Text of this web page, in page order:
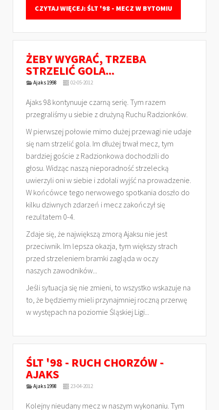
CZYTAJ WIĘCEJ: ŚLT '98 - MECZ W BYTOMIU
ŻEBY WYGRAĆ, TRZEBA
STRZELIĆ GOLA...
Ajaks 1998 02-05-2012
Ajaks 98 kontynuuje czarną serię. Tym razem
przegraliśmy u siebie z drużyną Ruchu Radzionków.
W pierwszej połowie mimo dużej przewagi nie udaje
się nam strzelić gola. Im dłużej trwał mecz, tym
bardziej goście z Radzionkowa dochodzili do
głosu. Widząc naszą nieporadność strzelecką
uwierzyli oni w siebie i zdołali wyjść na prowadzenie.
W końcówce tego nerwowego spotkania doszło do
kilku dziwnych zdarzeń i mecz zakończył się
rezultatem 0-4.
Zdaje się, że największą zmorą Ajaksu nie jest
przeciwnik. Im lepsza okazja, tym większy strach
przed strzeleniem bramki zagląda w oczy
naszych zawodników...
Jeśli sytuacja się nie zmieni, to wszystko wskazuje na
to, że będziemy mieli przynajmniej roczną przerwę
w występach na poziomie Śląskiej Ligi...
ŚLT '98 - RUCH CHORZÓW -
AJAKS
Ajaks 1998 23-04-2012
Kolejny nieudany mecz w naszym wykonaniu. Tym